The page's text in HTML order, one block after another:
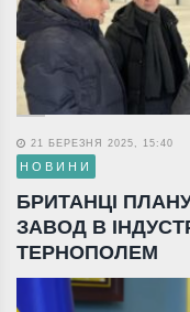
21 БЕРЕЗНЯ 2025, 15:40
НОВИНИ
БРИТАНЦІ
ЗАВОД В
ТЕРНОПОЛЕМ